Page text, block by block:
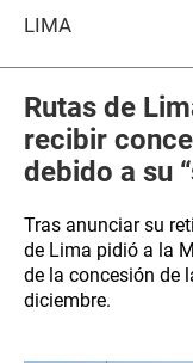
LIMA
Rutas de
recibir
debido a su
Tras anunciar su
de Lima pidió a la
de la concesión de
diciembre.